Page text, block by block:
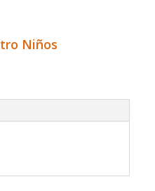
Niños